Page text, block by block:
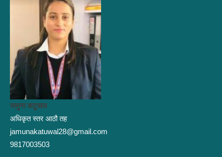
जमुना कटुवाल
अधिकृत स्तर आठौ तह
jamunakatuwal28@gmail.com
9817003503